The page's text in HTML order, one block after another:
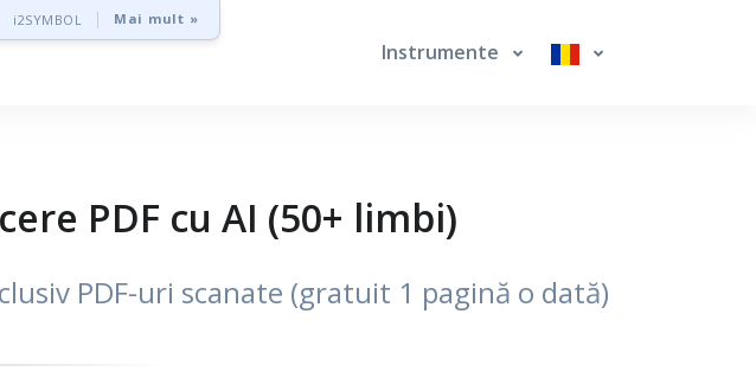
i2SYMBOL Mai mult »
Instrumente
PDF cu AI (50+ limbi)
PDF-uri scanate (gratuit 1 pagină o dată)